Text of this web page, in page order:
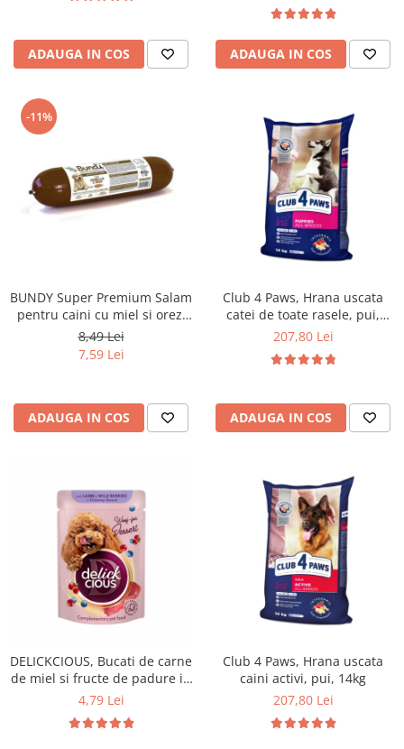
ADAUGA IN COS ADAUGA IN COS
-11%
BUNDY Super Premium Salam
pentru caini cu miel si orez,
800g
8,49 Lei
7,59 Lei
ADAUGA IN COS
Club 4 Paws, Hrana uscata
catei de toate rasele, pui,
14kg
207,80 Lei
ADAUGA IN COS
DELICKCIOUS, Bucati de carne
de miel si fructe de padure in
sos cremos, pentru caini, 80g
4,79 Lei
Club 4 Paws, Hrana uscata
caini activi, pui, 14kg
207,80 Lei